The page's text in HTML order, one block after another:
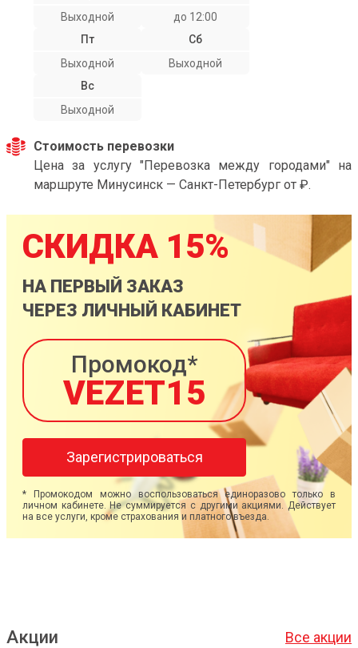
Выходной
до 12:00
Пт
Выходной
Сб
Выходной
Вс
Выходной
Стоимость перевозки
Цена за услугу "Перевозка между городами" на
маршруте Минусинск — Санкт-Петербург от ₽.
СКИДКА 15%
НА ПЕРВЫЙ ЗАКАЗ
ЧЕРЕЗ ЛИЧНЫЙ КАБИНЕТ
Промокод*
VEZET15
Зарегистрироваться
* Промокодом можно воспользоваться единоразово только в
личном кабинете. Не суммируется с другими акциями. Действует
на все услуги, кроме страхования и платного въезда.
Акции Все акции